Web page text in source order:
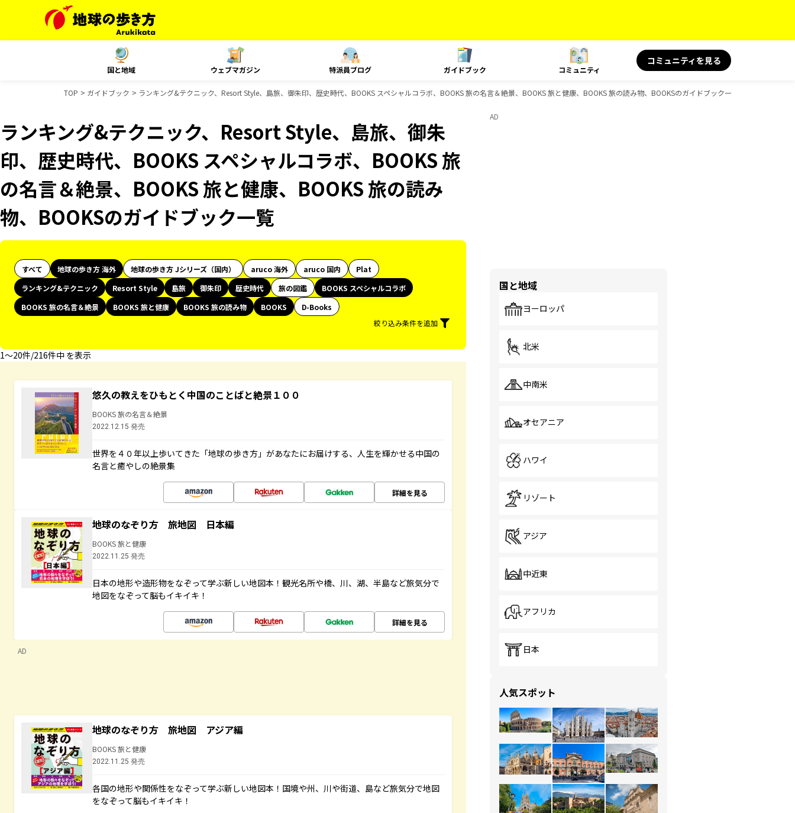
国と地域 ウェブマガジン 特派員ブログ ガイドブック コミュニティ
コミュニティを見る
TOP ガイドブック ランキング&テクニック、Resort Style、島旅、御朱印、歴史時代、BOOKS スペシャルコラボ、BOOKS 旅の名言＆絶景、BOOKS 旅と健康、BOOKS 旅の読み物、BOOKSのガイドブック一覧
ランキング&テクニック、Resort Style、島旅、御朱
印、歴史時代、BOOKS スペシャルコラボ、BOOKS 旅
の名言＆絶景、BOOKS 旅と健康、BOOKS 旅の読み
物、BOOKSのガイドブック一覧
すべて 地球の歩き方 海外 地球の歩き方 Jシリーズ（国内） aruco 海外 aruco 国内
Plat
ランキング&テクニック
Resort Style 島旅 御朱印 歴史時代 旅の図鑑
BOOKS スペシャルコラボ
BOOKS 旅の名言＆絶景
BOOKS 旅と健康 BOOKS 旅の読み物 BOOKS
D-Books
絞り込み条件を追加
1〜20件/216件中 を表示
悠久の教えをひもとく中国のことばと絶景１００
BOOKS 旅の名言＆絶景
2022.12.15 発売
世界を４０年以上歩いてきた「地球の歩き方」があなたにお届けする、人生を輝かせる中国の
名言と癒やしの絶景集
詳細を見る
地球のなぞり方 旅地図 日本編
BOOKS 旅と健康
2022.11.25 発売
日本の地形や造形物をなぞって学ぶ新しい地図本！観光名所や橋、川、湖、半島など旅気分で
地図をなぞって脳もイキイキ！
詳細を見る
AD
地球のなぞり方 旅地図 アジア編
BOOKS 旅と健康
2022.11.25 発売
各国の地形や関係性をなぞって学ぶ新しい地図本！国境や州、川や街道、島など旅気分で地図
をなぞって脳もイキイキ！
AD
国と地域
ヨーロッパ
北米
中南米
オセアニア
ハワイ
リゾート
アジア
中近東
アフリカ
日本
人気スポット